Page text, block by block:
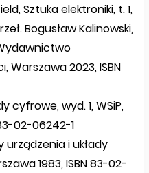
Sztuka elektroniki, t. 1,
Bogusław Kalinowski,
Warszawa 2023, ISBN
cyfrowe, wyd. 1, WSiP,
02-06242-1
urządzenia i układy
1983, ISBN 83-02-